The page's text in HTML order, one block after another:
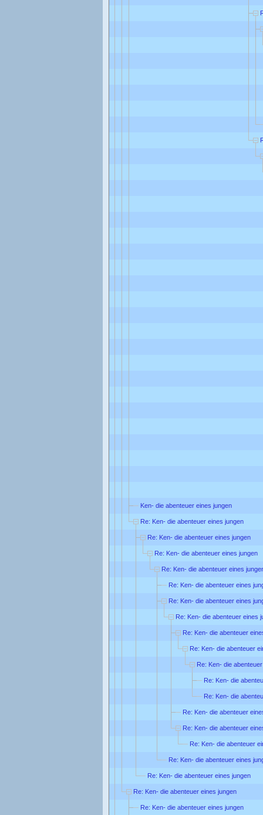
Ken- die abenteuer eines jungen
Re: Ken- die abenteuer eines jungen
Re: Ken- die abenteuer eines jungen
Re: Ken- die abenteuer eines jungen
Re: Ken- die abenteuer eines
Re: Ken- die abenteuer eines
Re: Ken- die abenteuer eines
Re: Ken- die abenteuer eines
Re: Ken- die abenteuer
Re: Ken- die abenteuer
Re: Ken- die
Re: Ken- die
Re: Ken- die
Re: Ken- die abenteuer
Re: Ken- die abenteuer
Re: Ken- die abenteuer
Re: Ken- die abenteuer eines
Re: Ken- die abenteuer eines jungen
Re: Ken- die abenteuer eines jungen
Re: Ken- die abenteuer eines jungen